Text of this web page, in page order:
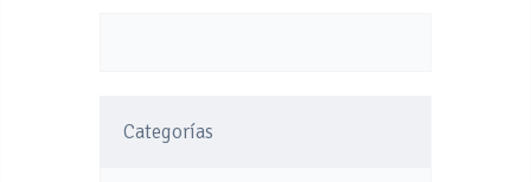
Categorías